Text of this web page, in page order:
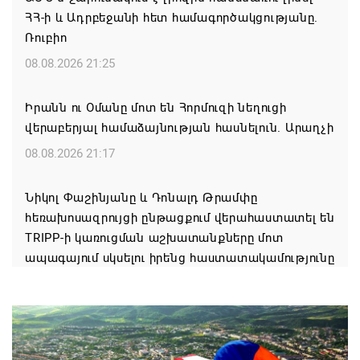
ՀՀ-ի և Ադրբեջանի հետ համագործակցությանը.
Ռուբիո
08.08.2026 21:25
Իրանն ու Օմանը մոտ են Հորմուզի նեղուցի
վերաբերյալ համաձայնության հասնելուն. Արաղչի
08.08.2026 21:17
Նիկոլ Փաշինյանը և Դոնալդ Թրամփը
հեռախոսազրույցի ընթացքում վերահաստատել են
TRIPP-ի կառուցման աշխատանքները մոտ
ապագայում սկսելու իրենց հաստատակամությունը
Փաշինյանն ու Ալիևը հեռախոսազրույց են ունեցել․
քննարկվել է TRIPP երթուղու նախագծի